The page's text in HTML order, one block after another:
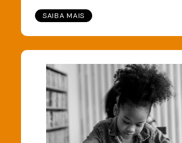
SAIBA MAIS